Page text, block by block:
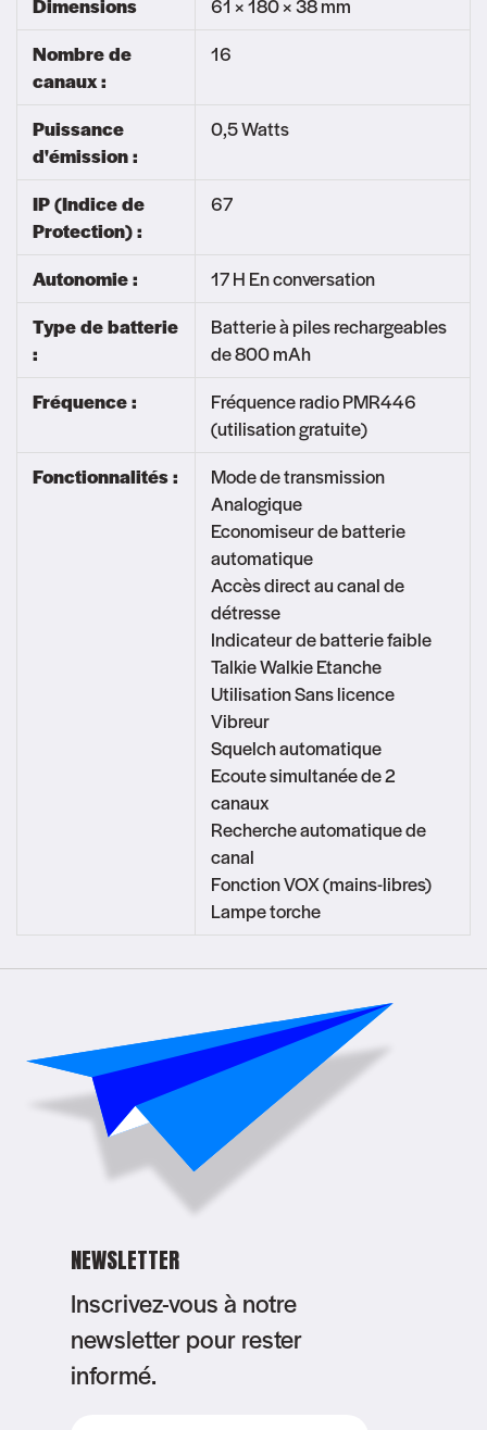
Dimensions
61 × 180 × 38 mm
Nombre de
canaux :
16
Puissance
d'émission :
0,5 Watts
IP (Indice de
Protection) :
67
Autonomie :
17 H En conversation
Type de batterie
:
Batterie à piles rechargeables
de 800 mAh
Fréquence :
Fréquence radio PMR446
(utilisation gratuite)
Fonctionnalités :
Mode de transmission
Analogique
Economiseur de batterie
automatique
Accès direct au canal de
détresse
Indicateur de batterie faible
Talkie Walkie Etanche
Utilisation Sans licence
Vibreur
Squelch automatique
Ecoute simultanée de 2
canaux
Recherche automatique de
canal
Fonction VOX (mains-libres)
Lampe torche
NEWSLETTER
Inscrivez-vous à notre
newsletter pour rester
informé.